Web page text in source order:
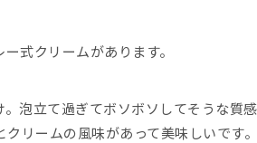
式クリームがあります。
泡立て過ぎてボソボソしてそうな質
リームの風味があって美味しいです。